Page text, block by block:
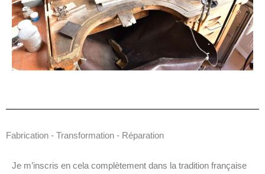
Fabrication - Transformation - Réparation
Je m’inscris en cela complètement dans la tradition française